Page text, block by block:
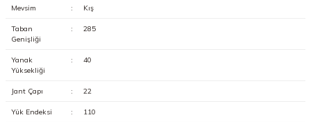
Mevsim : Kış
Taban
Genişliği
: 285
Yanak
Yüksekliği
: 40
Jant Çapı : 22
Yük Endeksi : 110